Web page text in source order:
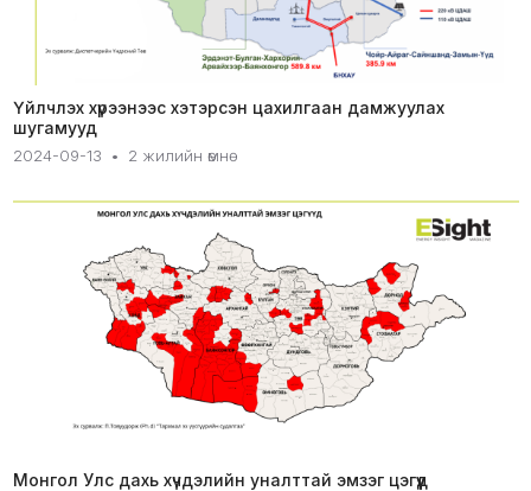
Үйлчлэх хүрээнээс хэтэрсэн цахилгаан дамжуулах
шугамууд
2024-09-13 • 2 жилийн өмнө
Монгол Улс дахь хүчдэлийн уналттай эмзэг цэгүүд